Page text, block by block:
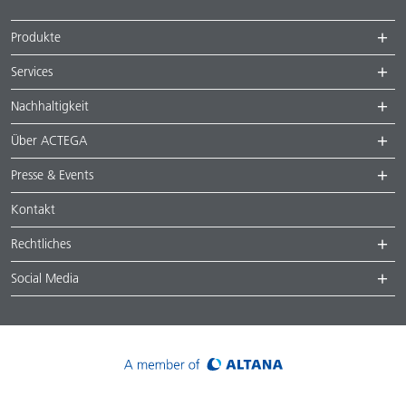
Produkte
Services
Nachhaltigkeit
Über ACTEGA
Presse & Events
Kontakt
Rechtliches
Social Media